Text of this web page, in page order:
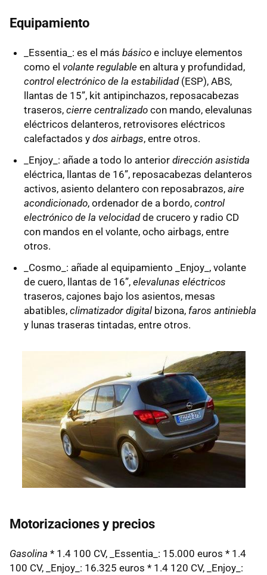
Equipamiento
_Essentia_: es el más básico e incluye elementos
como el volante regulable en altura y profundidad,
control electrónico de la estabilidad(ESP), ABS,
llantas de 15”, kit antipinchazos, reposacabezas
traseros, cierre centralizado con mando, elevalunas
eléctricos delanteros, retrovisores eléctricos
calefactados y dos airbags, entre otros.
_Enjoy_: añade a todo lo anterior dirección asistida
eléctrica, llantas de 16”, reposacabezas delanteros
activos, asiento delantero con reposabrazos, aire
acondicionado, ordenador de a bordo, control
electrónico de la velocidadde crucero y radio CD
con mandos en el volante, ocho airbags, entre
otros.
_Cosmo_: añade al equipamiento _Enjoy_, volante
de cuero, llantas de 16”, elevalunas eléctricos
traseros, cajones bajo los asientos, mesas
abatibles, climatizador digital bizona, faros antiniebla
y lunas traseras tintadas, entre otros.
Motorizaciones y precios
Gasolina * 1.4 100 CV, _Essentia_: 15.000 euros * 1.4
100 CV, _Enjoy_: 16.325 euros * 1.4 120 CV, _Enjoy_: